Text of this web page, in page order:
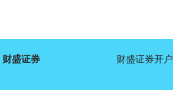
财盛证券 财盛证券开户